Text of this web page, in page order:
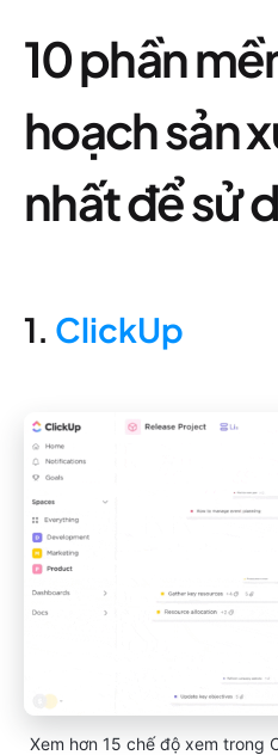
10 phần
hoạch sản
nhất để sử
1. ClickUp
Xem hơn 15 chế độ xem trong